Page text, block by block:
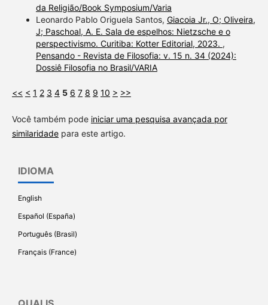
da Religião/Book Symposium/Varia
Leonardo Pablo Origuela Santos, Giacoia Jr., O; Oliveira,
J; Paschoal, A. E. Sala de espelhos: Nietzsche e o
perspectivismo. Curitiba: Kotter Editorial, 2023. ,
Pensando - Revista de Filosofia: v. 15 n. 34 (2024):
Dossiê Filosofia no Brasil/VARIA
<< < 1 2 3 4 5 6 7 8 9 10 > >>
Você também pode iniciar uma pesquisa avançada por
similaridadepara este artigo.
IDIOMA
English
Español (España)
Português (Brasil)
Français (France)